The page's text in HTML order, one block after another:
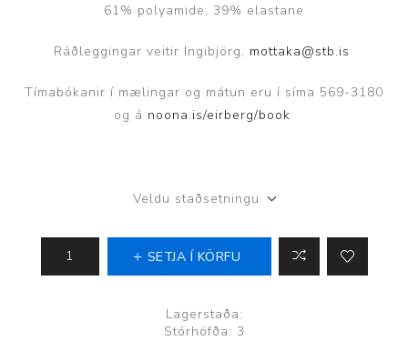
61% polyamide, 39% elastane
Ráðleggingar veitir Ingibjörg, mottaka@stb.is
Tímabókanir í mælingar og mátun eru í síma 569-3180
og á noona.is/eirberg/book
Veldu staðsetningu
SETJA Í KÖRFU
Lagerstaða:
Stórhöfða: 3